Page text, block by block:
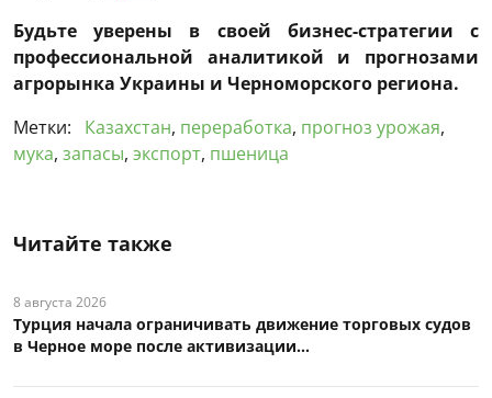
Будьте уверены в своей бизнес-стратегии с
профессиональной аналитикой и прогнозами
агрорынка Украины и Черноморского региона.
Метки:
Казахстан, переработка, прогноз урожая,
мука, запасы, экспорт, пшеница
Читайте также
8 августа 2026
Турция начала ограничивать движение торговых судов
в Черное море после активизации...